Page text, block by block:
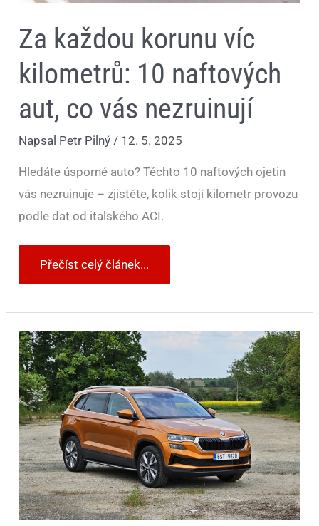
Za každou korunu víc
kilometrů: 10 naftových
aut, co vás nezruinují
Napsal Petr Pilný / 12. 5. 2025
Hledáte úsporné auto? Těchto 10 naftových ojetin
vás nezruinuje – zjistěte, kolik stojí kilometr provozu
podle dat od italského ACI.
Přečíst celý článek...
Škoda
Karoq
měla
skončit
bez
nástupce.
Zdá
se,
že
díky
dobrému
hospodaření
automobilky
dostane
novou
generaci